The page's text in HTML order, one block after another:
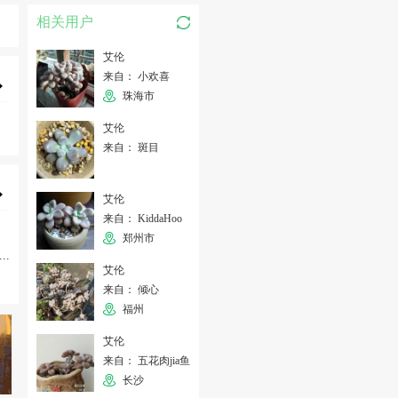
相关用户
艾伦
来自： 小欢喜
珠海市
艾伦
来自： 斑目
艾伦
来自： KiddaHoo
郑州市
艾伦
来自： 倾心
福州
艾伦
来自： 五花肉jia鱼
长沙